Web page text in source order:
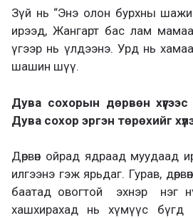
Зүй нь “Энэ олон бурхны
ирээд, Жангарт бас лам
үгээр нь үлдээнэ. Урд нь
шашин шүү.
Дува сохорын дөрвөн
Дува сохор эргэн төрөхийг
Дөрвөн ойрад ядраад муудаад
илгээнэ гэж ярьдаг. Гурав,
баатад овогтой эхнэр нэг
хашхирахад нь хүмүүс